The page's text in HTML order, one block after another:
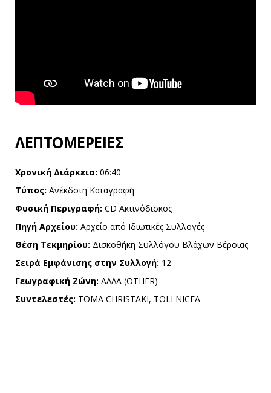
ΛΕΠΤΟΜΈΡΕΙΕΣ
Χρονική Διάρκεια: 06:40
Τύπος: Ανέκδοτη Καταγραφή
Φυσική Περιγραφή: CD Ακτινόδισκος
Πηγή Αρχείου: Αρχείο από Ιδιωτικές Συλλογές
Θέση Τεκμηρίου: Δισκοθήκη Συλλόγου Βλάχων Βέροιας
Σειρά Εμφάνισης στην Συλλογή: 12
Γεωγραφική Ζώνη: ΑΛΛΑ (OTHER)
Συντελεστές: TOMA CHRISTAKI, TOLI NICEA